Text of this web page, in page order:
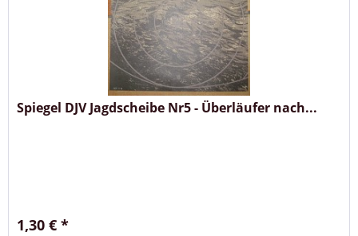
Spiegel DJV Jagdscheibe Nr5 - Überläufer nach...
1,30 € *